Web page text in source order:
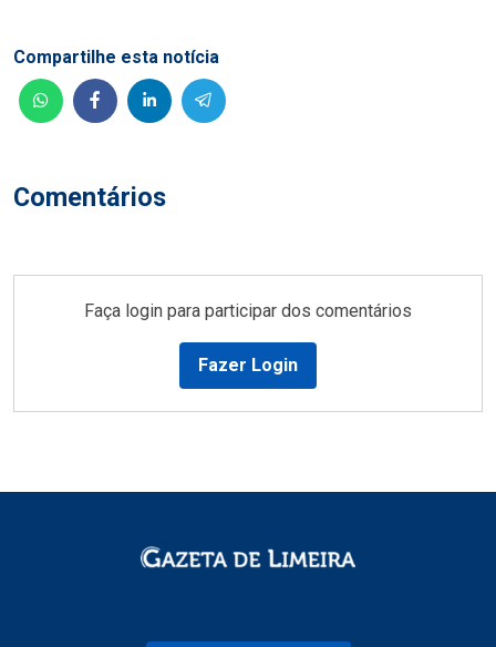
Comentários
Compartilhe esta notícia
Faça login para participar dos comentários
Fazer Login